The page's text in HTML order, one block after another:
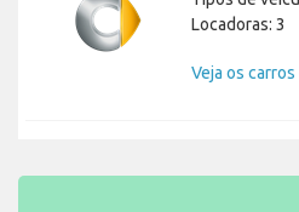
Locadoras: 3
Veja os